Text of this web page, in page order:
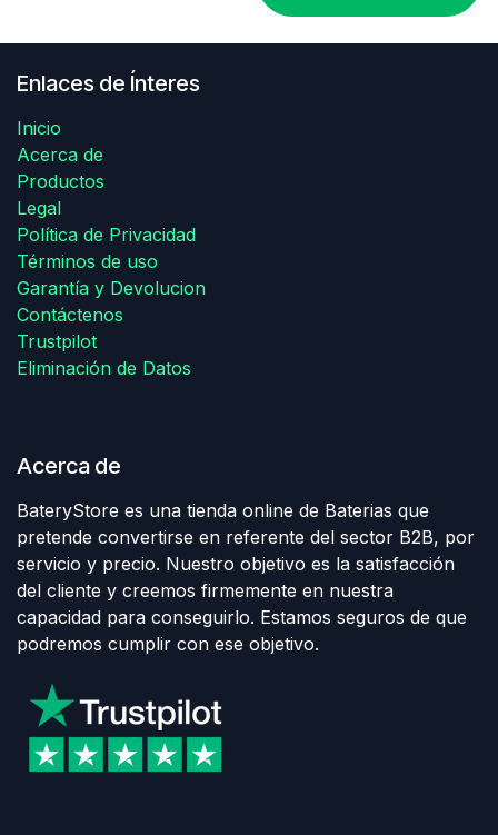
Enlaces de Ínteres
Inicio
Acerca de
Productos
Legal
Política de Privacidad
Términos de uso
Garantía y Devolucion
Contáctenos
Trustpilot
Eliminación de Datos
Acerca de
BateryStore es una tienda online de Baterias que
pretende convertirse en referente del sector B2B, por
servicio y precio. Nuestro objetivo es la satisfacción
del cliente y creemos firmemente en nuestra
capacidad para conseguirlo. Estamos seguros de que
podremos cumplir con ese objetivo.